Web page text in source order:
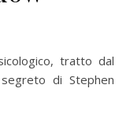
di Stephen